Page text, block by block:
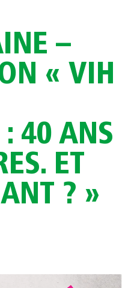
–
« VIH
40 ANS
ET
? »